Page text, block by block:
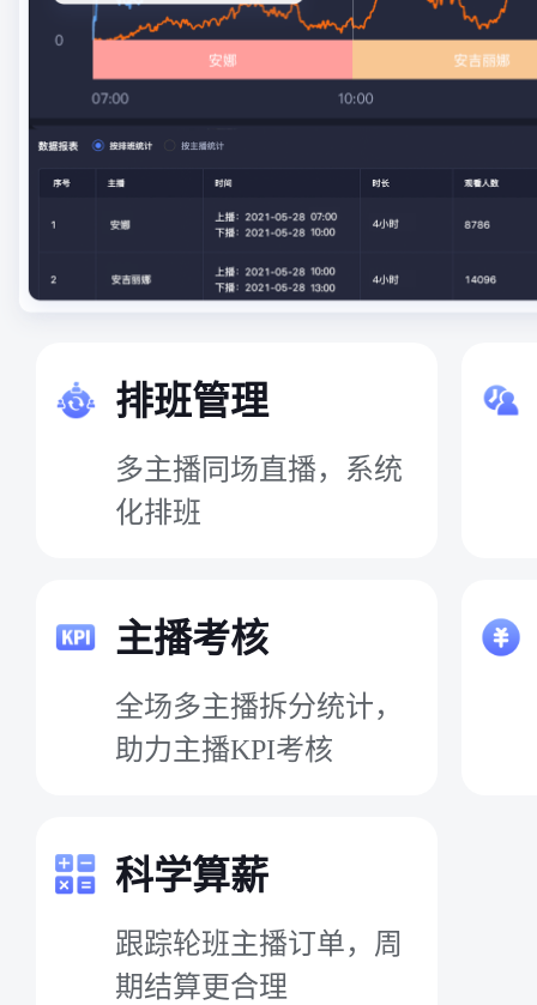
排班管理
多主播同场直播，系统
化排班
主播考核
全场多主播拆分统计，
助力主播KPI考核
科学算薪
跟踪轮班主播订单，周
期结算更合理